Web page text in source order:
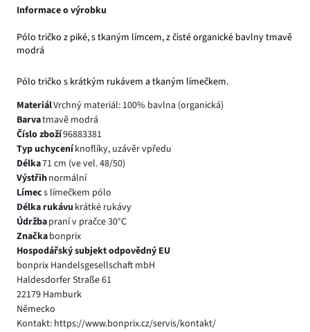
Informace o výrobku
Pólo tričko z piké, s tkaným límcem, z čisté organické bavlny tmavě
modrá
Pólo tričko s krátkým rukávem a tkaným límečkem.
MateriálVrchný materiál: 100% bavlna (organická)
Barvatmavě modrá
Číslo zboží96883381
Typ uchyceníknoflíky, uzávěr vpředu
Délka71 cm (ve vel. 48/50)
Výstřihnormální
Límecs límečkem pólo
Délka rukávu krátké rukávy
Údržbapraní v pračce 30°C
Značkabonprix
Hospodářský subjekt odpovědný EU
bonprix Handelsgesellschaft mbH
Haldesdorfer Straße 61
22179 Hamburk
Německo
Kontakt: https://www.bonprix.cz/servis/kontakt/